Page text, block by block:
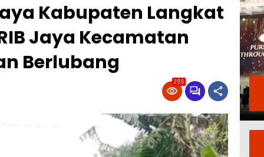
Kabupaten Langkat
Jaya Kecamatan
Berlubang
256